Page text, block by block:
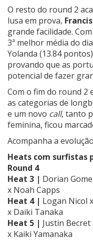
O resto do round 2
lusa em prova,
grande facilidade.
3ª melhor média do
Yolanda (13.84
provando que as
potencial de fazer
Com o fim do round 2
as categorias de
e um novo call, tanto
feminina, ficou
Acompanha a
Heats com surfistas
Round 4
Heat 3 | Dorian
x Noah Capps
Heat 4 | Logan Nicol x
x Daiki Tanaka
Heat 5 | Justin Becret
x Kaiki Yamanaka